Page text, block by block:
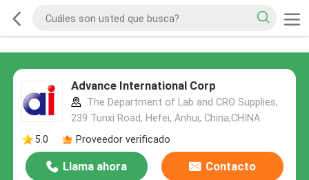
Advance International Corp
The Department of Lab and CRO Supplies,
239 Tunxi Road, Hefei, Anhui, China,CHINA
5.0
Proveedor verificado
Llama ahora Contacto